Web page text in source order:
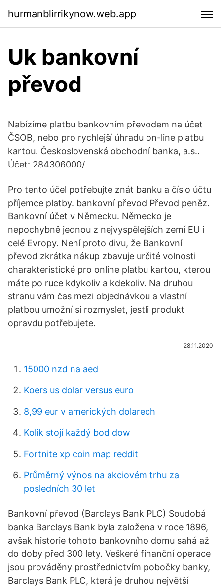
hurmanblirrikynow.web.app
Uk bankovní
převod
Nabízíme platbu bankovním převodem na účet
ČSOB, nebo pro rychlejší úhradu on-line platbu
kartou. Československá obchodní banka, a.s..
Účet: 284306000/
Pro tento účel potřebujte znát banku a číslo účtu
příjemce platby. bankovní převod Převod peněz.
Bankovní účet v Německu. Německo je
nepochybně jednou z nejvyspělejších zemí EU i
celé Evropy. Není proto divu, že Bankovní
převod zkrátka nákup zbavuje určité volnosti
charakteristické pro online platbu kartou, kterou
máte po ruce kdykoliv a kdekoliv. Na druhou
stranu vám čas mezi objednávkou a vlastní
platbou umožní si rozmyslet, jestli produkt
opravdu potřebujete.
28.11.2020
15000 nzd na aed
Koers us dolar versus euro
8,99 eur v amerických dolarech
Kolik stojí každý bod dow
Fortnite xp coin map reddit
Průměrný výnos na akciovém trhu za
posledních 30 let
Bankovní převod (Barclays Bank PLC) Soudobá
banka Barclays Bank byla založena v roce 1896,
avšak historie tohoto bankovního domu sahá až
do doby před 300 lety. Veškeré finanční operace
jsou prováděny prostřednictvím pobočky banky,
Barclays Bank PLC, která je druhou největší